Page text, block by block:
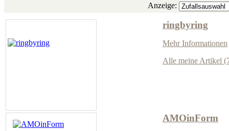
Anzeige:
ringbyring
Mehr Informationen
Alle meine Artikel
AMOinForm